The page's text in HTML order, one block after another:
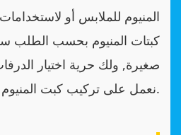
المنيوم للملابس أو
كبتات المنيوم بحسب الطلب
صغيرة, ولك حرية اختيار
نعمل على تركيب كبت المنيوم خلال يوم واحد فقط.